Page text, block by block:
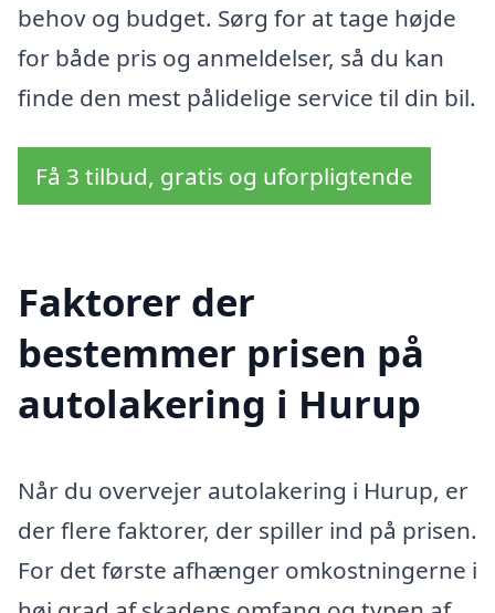
behov og budget. Sørg for at tage højde
for både pris og anmeldelser, så du kan
finde den mest pålidelige service til din bil.
Få 3 tilbud, gratis og uforpligtende
Faktorer der
bestemmer prisen på
autolakering i Hurup
Når du overvejer autolakering i Hurup, er
der flere faktorer, der spiller ind på prisen.
For det første afhænger omkostningerne i